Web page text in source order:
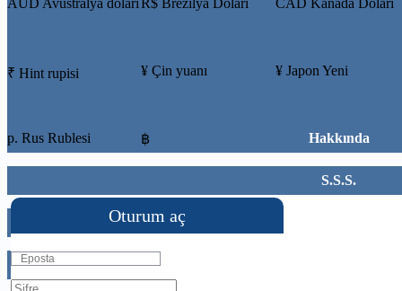
AUD Avustralya dolarıR$ Brezilya Doları CAD Kanada Doları
₹ Hint rupisi ¥ Çin yuanı ¥ Japon Yeni
р. Rus Rublesi ฿ Hakkında
S.S.S.
Oturum aç